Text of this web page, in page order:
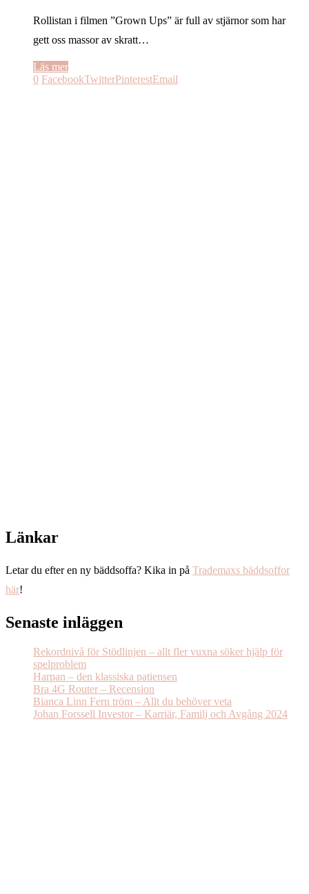
Rollistan i filmen ”Grown Ups” är full av stjärnor som har
gett oss massor av skratt…
Läs mer
0 FacebookTwitterPinterestEmail
Länkar
Letar du efter en ny bäddsoffa? Kika in på Trademaxs bäddsoffor
här!
Senaste inläggen
Rekordnivå för Stödlinjen – allt fler vuxna söker hjälp för
spelproblem
Harpan – den klassiska patiensen
Bra 4G Router – Recension
Bianca Linn Fern tröm – Allt du behöver veta
Johan Forssell Investor – Karriär, Familj och Avgång 2024